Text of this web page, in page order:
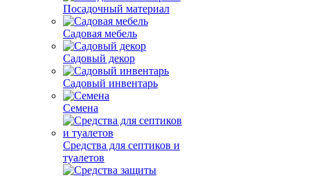
Посадочный материал
Садовая мебель
Садовый декор
Садовый инвентарь
Семена
Средства для септиков и
туалетов